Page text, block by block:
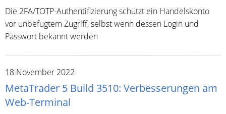
Die 2FA/TOTP-Authentifizierung schützt ein Handelskonto
vor unbefugtem Zugriff, selbst wenn dessen Login und
Passwort bekannt werden
18 November 2022
MetaTrader 5 Build 3510: Verbesserungen am
Web-Terminal